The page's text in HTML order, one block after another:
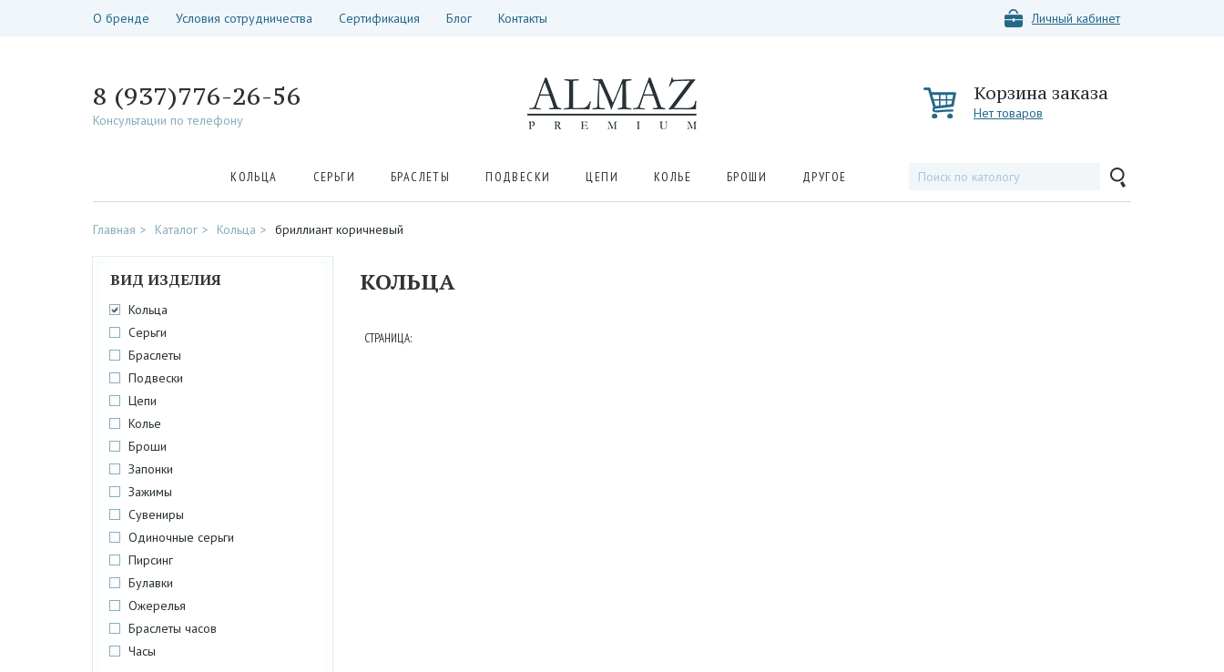
О бренде Условия сотрудничества Сертификация Блог Контакты Личный кабинет
8 (937)776-26-56
Консультации по телефону
Корзина заказа
Нет товаров
КОЛЬЦА СЕРЬГИ БРАСЛЕТЫ ПОДВЕСКИ ЦЕПИ КОЛЬЕ БРОШИ ДРУГОЕ
Главная Каталог Кольца бриллиант коричневый
ВИД ИЗДЕЛИЯ
Кольца
Серьги
Браслеты
Подвески
Цепи
Колье
Броши
Запонки
Зажимы
Сувениры
Одиночные серьги
Пирсинг
Булавки
Ожерелья
Браслеты часов
Часы
КОЛЬЦА
СТРАНИЦА: